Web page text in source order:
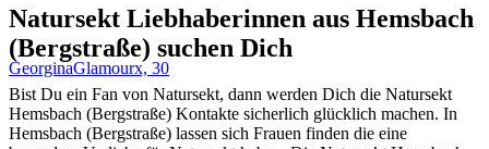
GeorginaGlamourx, 30
Natursekt Liebhaberinnen aus Hemsbach
(Bergstraße) suchen Dich
Bist Du ein Fan von Natursekt, dann werden Dich die Natursekt
Hemsbach (Bergstraße) Kontakte sicherlich glücklich machen. In
Hemsbach (Bergstraße) lassen sich Frauen finden die eine